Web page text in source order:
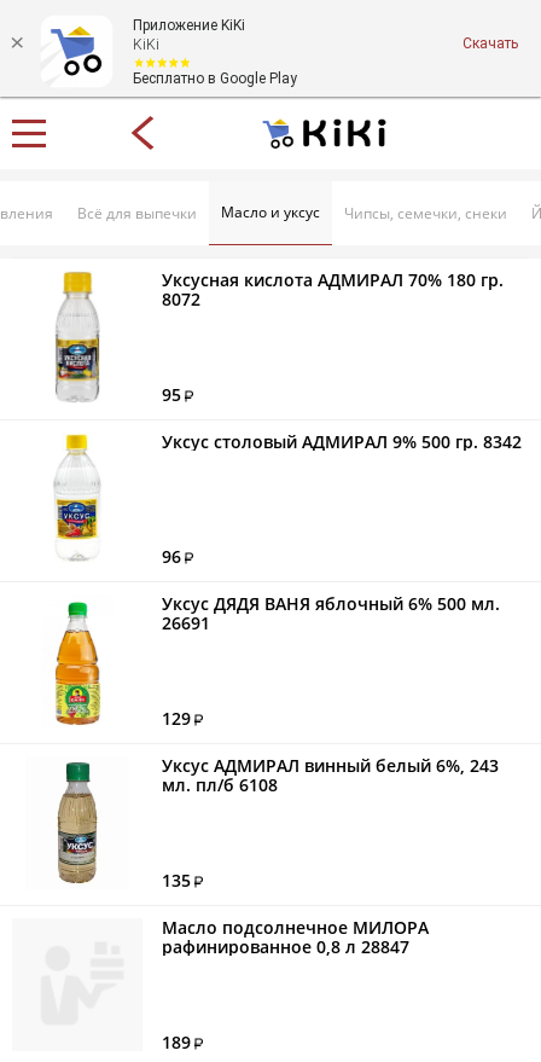
Приложение KiKi
KiKi
Бесплатно в Google Play
Скачать
Всё для выпечки Масло и уксус Чипсы, семечки, снеки
Уксусная кислота АДМИРАЛ 70% 180 гр.
8072
95
Уксус столовый АДМИРАЛ 9% 500 гр. 8342
96
Уксус ДЯДЯ ВАНЯ яблочный 6% 500 мл.
26691
129
Уксус АДМИРАЛ винный белый 6%, 243
мл. пл/б 6108
135
Масло подсолнечное МИЛОРА
рафинированное 0,8 л 28847
189